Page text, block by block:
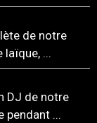
de notre
laïque, ...
DJ de notre
pendant ...